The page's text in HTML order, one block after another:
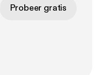
Probeer gratis